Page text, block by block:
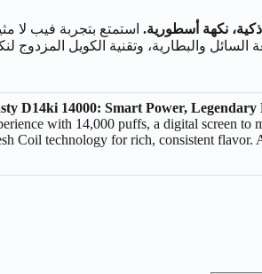
استمتع بتجربة فيب لا
السائل والبطارية، وتقنية الكويل المزدوج
D14ki 14000: Smart Power, Legendary
with 14,000 puffs, a digital screen to
Coil technology for rich, consistent flavor.